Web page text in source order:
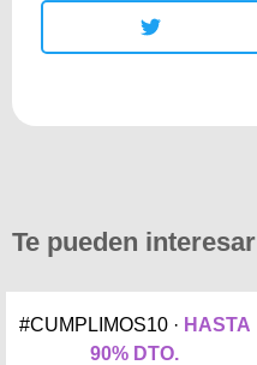
Te pueden interesar
#CUMPLIMOS10 · HASTA
90% DTO.